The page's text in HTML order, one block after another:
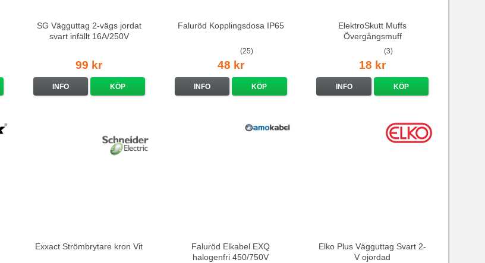
SG Vägguttag 2-vägs jordat
svart infällt 16A/250V
99 kr
INFO KÖP
Faluröd Kopplingsdosa IP65
(25)
48 kr
INFO KÖP
ElektroSkutt Muffs
Övergångsmuff
(3)
18 kr
INFO KÖP
Exxact Strömbrytare kron Vit
Faluröd Elkabel EXQ
halogenfri 450/750V
Elko Plus Vägguttag Svart 2-
V ojordad